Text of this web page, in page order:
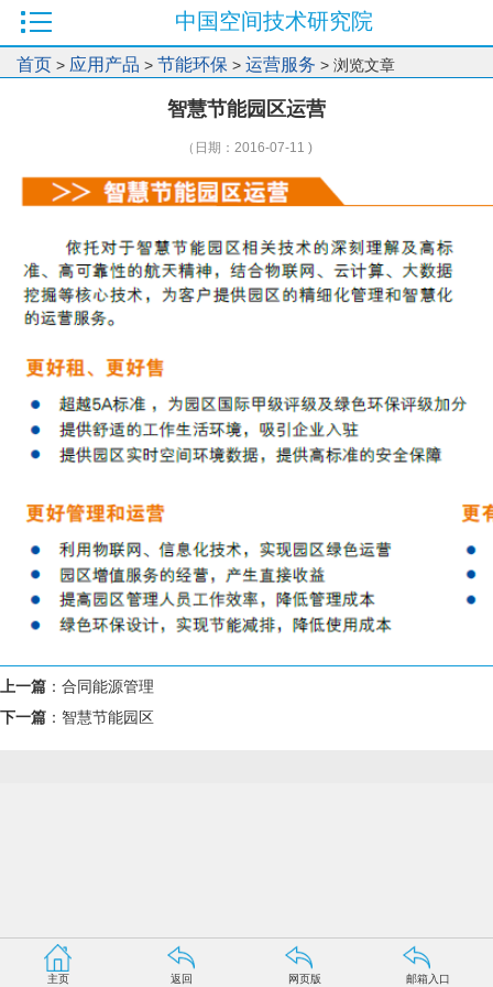
中国空间技术研究院
首页 > 应用产品 > 节能环保 > 运营服务 > 浏览文章
智慧节能园区运营
（日期：2016-07-11 )
上一篇 ： 合同能源管理
下一篇 ： 智慧节能园区
主页 返回 网页版 邮箱入口